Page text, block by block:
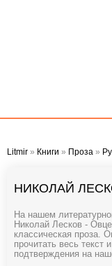
Litmir » Книги » Проза »
НИКОЛАЙ
На нашем
Николай Лесков -
классическая проза.
прочитать весь
подтверждения на